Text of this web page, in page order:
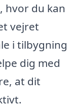
hvor du kan
vejret
i tilbygning
dig med
at dit